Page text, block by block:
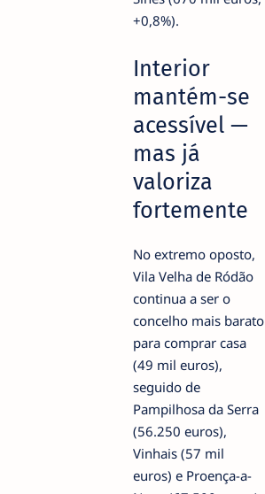
+0,8%).
Interior
mantém-se
acessível —
mas já
valoriza
fortemente
No extremo oposto,
Vila Velha de Ródão
continua a ser o
concelho mais barato
para comprar casa
(49 mil euros),
seguido de
Pampilhosa da Serra
(56.250 euros),
Vinhais (57 mil
euros) e Proença-a-